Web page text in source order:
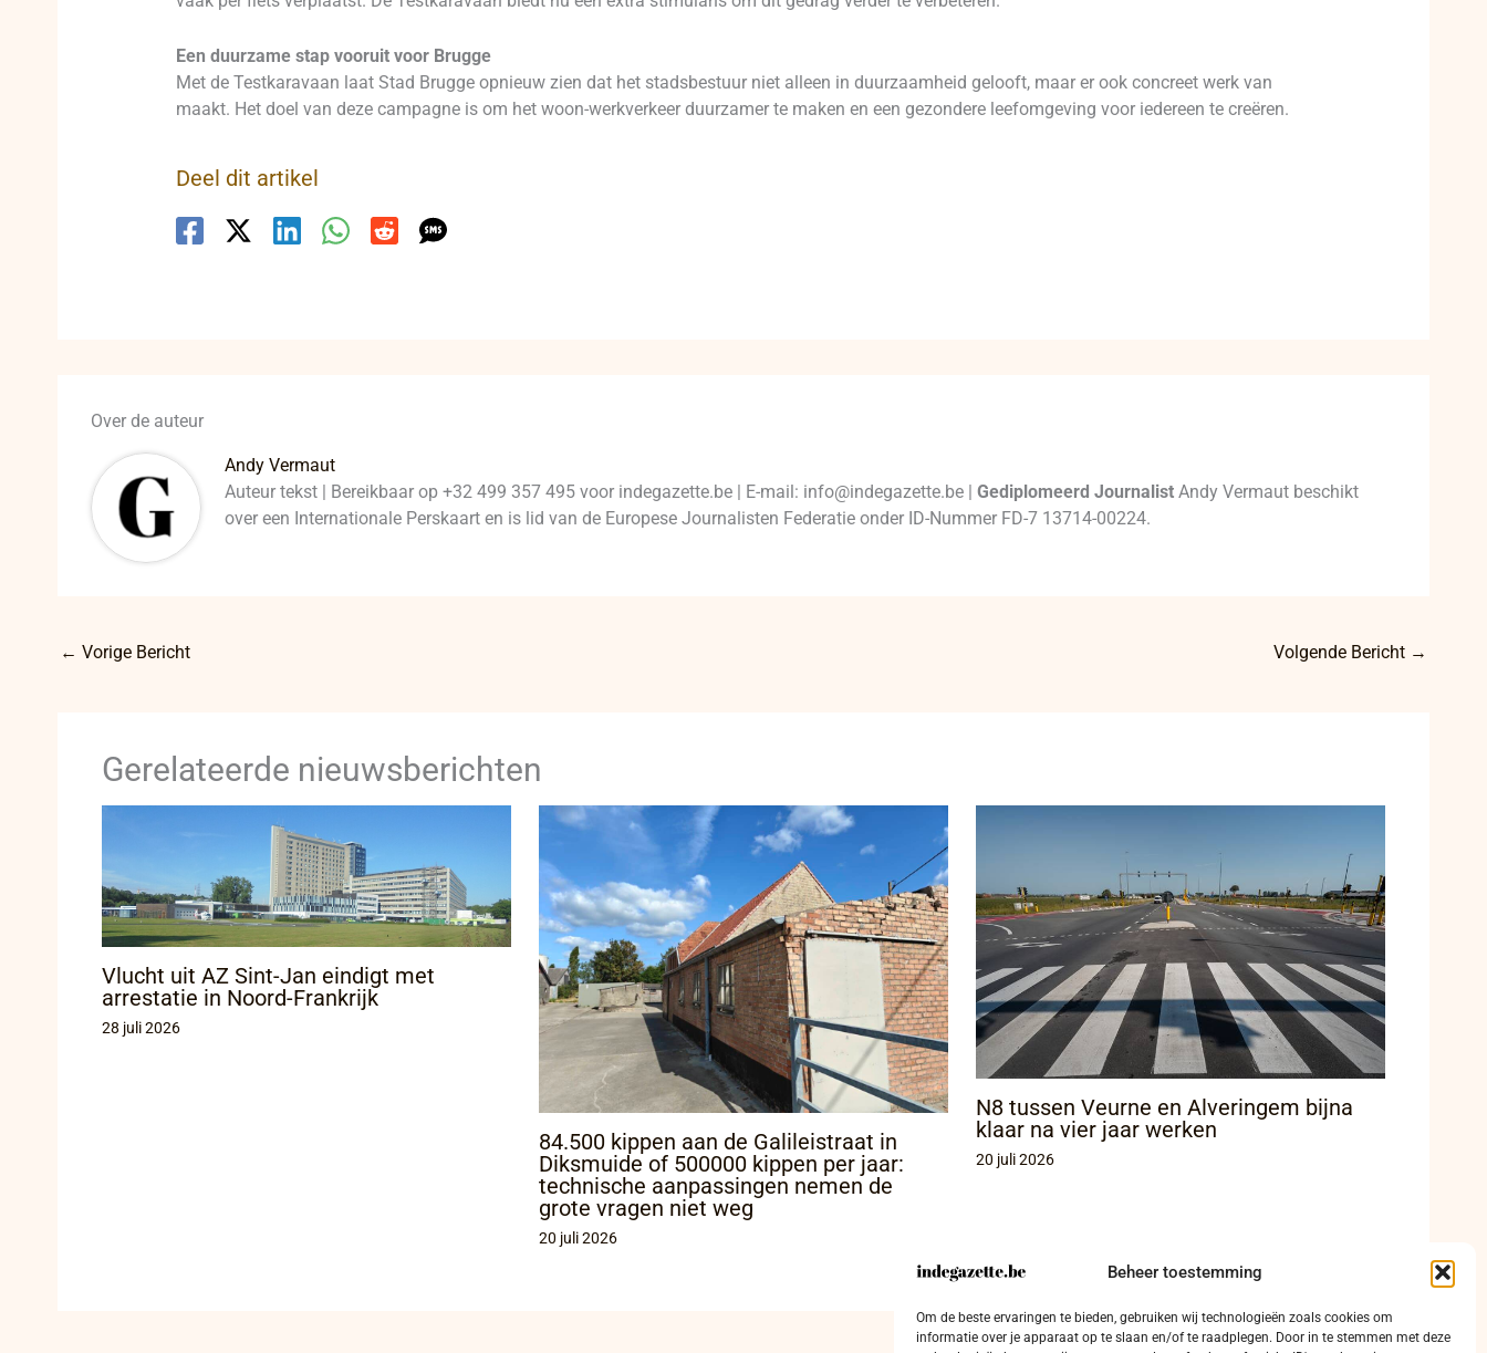
Beheer toestemming
Om de beste ervaringen te bieden, gebruiken wij technologieën zoals cookies om
informatie over je apparaat op te slaan en/of te raadplegen. Door in te stemmen met deze
Een duurzame stap vooruit voor Brugge
Met de Testkaravaan laat Stad Brugge opnieuw zien dat het stadsbestuur niet alleen in duurzaamheid gelooft, maar er ook concreet werk van
maakt. Het doel van deze campagne is om het woon-werkverkeer duurzamer te maken en een gezondere leefomgeving voor iedereen te creëren.
Deel dit artikel
Over de auteur
Andy Vermaut
Auteur tekst | Bereikbaar op +32 499 357 495 voor indegazette.be | E-mail: info@indegazette.be |Gediplomeerd Journalist Andy Vermaut beschikt
over een Internationale Perskaart en is lid van de Europese Journalisten Federatie onder ID-Nummer FD-7 13714-00224.
← Vorige Bericht Volgende Bericht →
Gerelateerde nieuwsberichten
Vlucht uit AZ Sint-Jan eindigt met
arrestatie in Noord-Frankrijk
28 juli 2026
84.500 kippen aan de Galileistraat in
Diksmuide of 500000 kippen per jaar:
technische aanpassingen nemen de
grote vragen niet weg
20 juli 2026
N8 tussen Veurne en Alveringem bijna
klaar na vier jaar werken
20 juli 2026